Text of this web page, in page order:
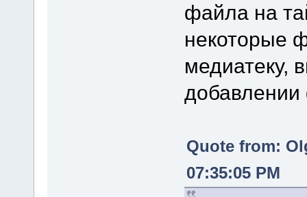
файла на
некоторые
медиатеку,
Quote from:
07:35:05 PM